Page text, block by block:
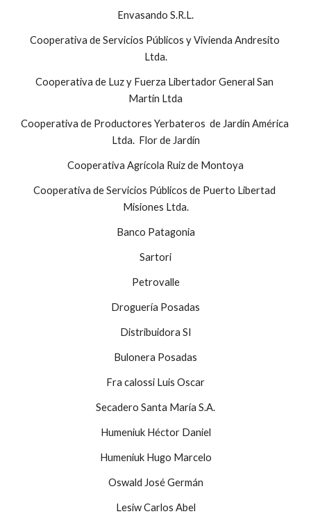
Envasando S.R.L.
Cooperativa de Servicios Públicos y Vivienda Andresito
Ltda.
Cooperativa de Luz y Fuerza Libertador General San
Martín Ltda
Cooperativa de Productores Yerbateros  de Jardín América
Ltda.  Flor de Jardín
Cooperativa Agrícola Ruiz de Montoya
Cooperativa de Servicios Públicos de Puerto Libertad
Misiones Ltda.
Banco Patagonia
Sartori
Petrovalle
Droguería Posadas
Distribuidora SI
Bulonera Posadas
Fra calossi Luis Oscar
Secadero Santa María S.A.
Humeniuk Héctor Daniel
Humeniuk Hugo Marcelo
Oswald José Germán
Lesiw Carlos Abel